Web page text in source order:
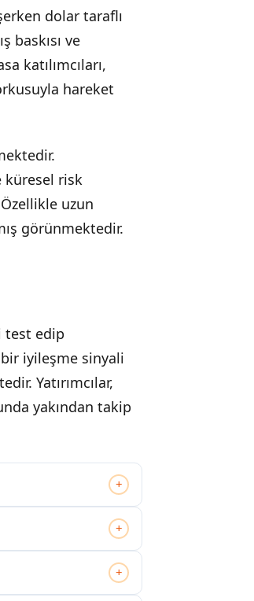
dolar taraflı
baskısı ve
katılımcıları,
hareket
küresel risk
uzun
görünmektedir.
test edip
iyileşme sinyali
Yatırımcılar,
yakından takip
+
+
+